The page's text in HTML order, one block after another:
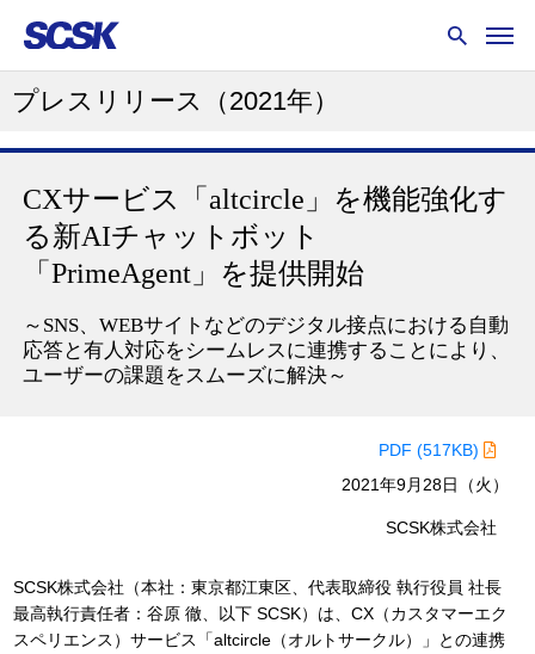
プレスリリース （2021年）
CXサービス「altcircle」を機能強化す
る新AIチャットボット
「PrimeAgent」を提供開始
～SNS、WEBサイトなどのデジタル接点における自動
応答と有人対応をシームレスに連携することにより、
ユーザーの課題をスムーズに解決～
PDF (517KB)
2021年9月28日（火）
SCSK株式会社
SCSK株式会社（本社：東京都江東区、代表取締役 執行役員 社長
最高執行責任者：谷原 徹、以下 SCSK）は、CX（カスタマーエク
スペリエンス）サービス「altcircle（オルトサークル）」との連携